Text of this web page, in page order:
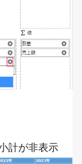
計が非表示